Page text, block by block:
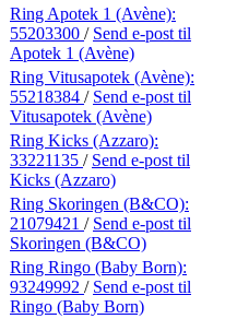
Ring Apotek 1 (Avène):
55203300 / Send e-post til
Apotek 1 (Avène)
Ring Vitusapotek (Avène):
55218384 / Send e-post til
Vitusapotek (Avène)
Ring Kicks (Azzaro):
33221135 / Send e-post til
Kicks (Azzaro)
Ring Skoringen (B&CO):
21079421 / Send e-post til
Skoringen (B&CO)
Ring Ringo (Baby Born):
93249992 / Send e-post til
Ringo (Baby Born)